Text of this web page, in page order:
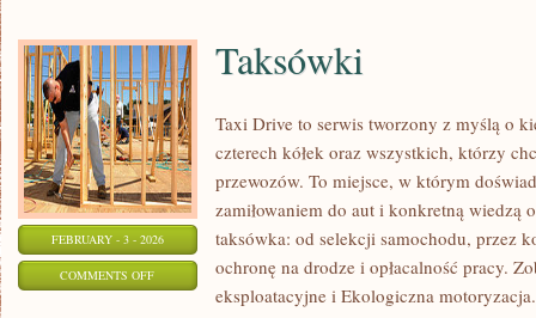
FEBRUARY - 3 - 2026
COMMENTS OFFON
Taksówki
Taxi Drive to serwis tworzony z myślą o
czterech kółek oraz wszystkich, którzy
przewozów. To miejsce, w którym
zamiłowaniem do aut i konkretną wiedzą
taksówka: od selekcji samochodu, przez
ochronę na drodze i opłacalność pracy.
eksploatacyjne i Ekologiczna